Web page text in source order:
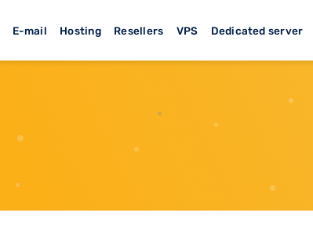
E-mail Hosting Resellers VPS Dedicated server